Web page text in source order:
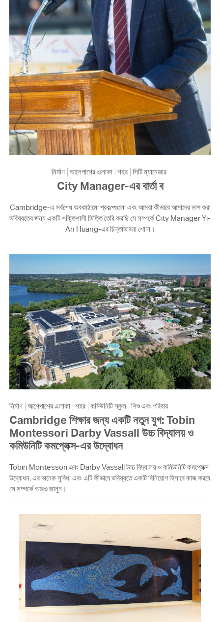
নির্মাণ আশেপাশের এলাকা শহর সিটি ম্যানেজার
City Manager-এর বার্তা ব
Cambridge-এ সর্বশেষ অবকাঠামো প্রকল্পগুলো এবং আমরা কীভাবে আমাদের ভাগ করা
ভবিষ্যতের জন্য একটি শক্তিশালী ভিত্তি তৈরি করছি সে সম্পর্কে City Manager Yi-
An Huang-এর চিন্তাভাবনা শোনা।
নির্মাণ আশেপাশের এলাকা শহর কমিউনিটি স্কুল শিশু এবং পরিবার
Cambridge শিক্ষার জন্য একটি নতুন যুগ: Tobin
Montessori Darby Vassall উচ্চ বিদ্যালয় ও
কমিউনিটি কমপ্লেক্স-এর উদ্বোধন
Tobin Montessori এবং Darby Vassall উচ্চ বিদ্যালয় ও কমিউনিটি কমপ্লেক্স
উদ্বোধন, এর অনেক সুবিধা এবং এটি কীভাবে ভবিষ্যতে একটি বিনিয়োগ হিসাবে কাজ করবে
সে সম্পর্কে আরও জানুন।